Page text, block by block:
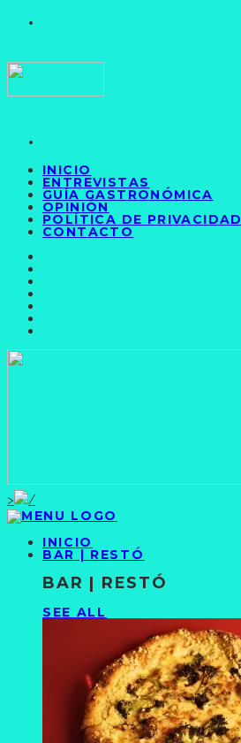
INICIO
ENTREVISTAS
GUÍA GASTRONÓMICA
OPINIÓN
POLÍTICA DE PRIVACIDAD
CONTACTO
>
INICIO
BAR | RESTÓ
BAR | RESTÓ
SEE ALL